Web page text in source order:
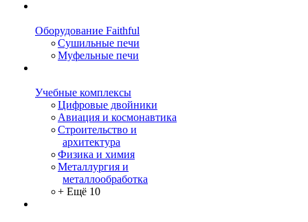
Оборудование Faithful
Сушильные печи
Муфельные печи
Учебные комплексы
Цифровые двойники
Авиация и космонавтика
Строительство и
архитектура
Физика и химия
Металлургия и
металлообработка
+ Ещё 10